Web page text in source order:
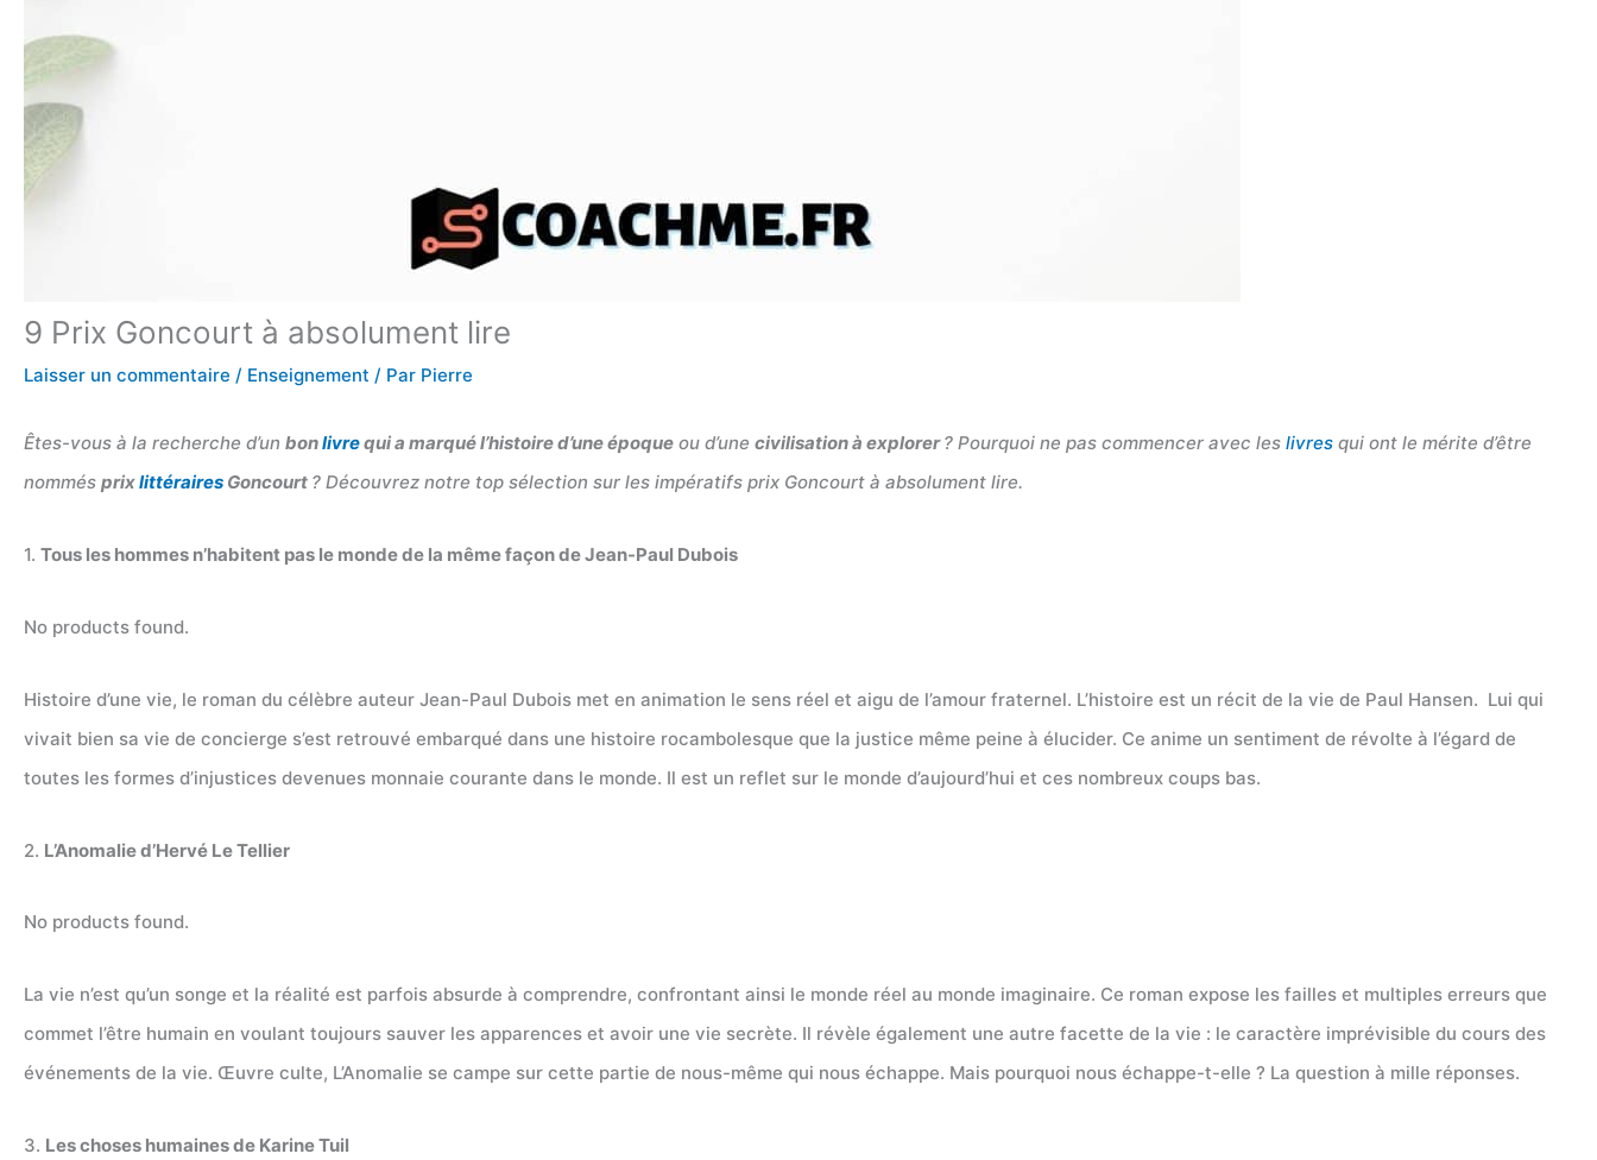
9 Prix Goncourt à absolument lire
Laisser un commentaire / Enseignement / Par Pierre
Êtes-vous à la recherche d’un bonlivrequi a marqué l’histoire d’une époque ou d’une civilisation à explorer? Pourquoi ne pas commencer avec les livres qui ont le mérite d’être
nommés prixlittéraires Goncourt ? Découvrez notre top sélection sur les impératifs prix Goncourt à absolument lire.
1. Tous les hommes n’habitent pas le monde de la même façon de Jean-Paul Dubois
No products found.
Histoire d’une vie, le roman du célèbre auteur Jean-Paul Dubois met en animation le sens réel et aigu de l’amour fraternel. L’histoire est un récit de la vie de Paul Hansen. Lui qui
vivait bien sa vie de concierge s’est retrouvé embarqué dans une histoire rocambolesque que la justice même peine à élucider. Ce anime un sentiment de révolte à l’égard de
toutes les formes d’injustices devenues monnaie courante dans le monde. Il est un reflet sur le monde d’aujourd’hui et ces nombreux coups bas.
2. L’Anomalie d’Hervé Le Tellier
No products found.
La vie n’est qu’un songe et la réalité est parfois absurde à comprendre, confrontant ainsi le monde réel au monde imaginaire. Ce roman expose les failles et multiples erreurs que
commet l’être humain en voulant toujours sauver les apparences et avoir une vie secrète. Il révèle également une autre facette de la vie : le caractère imprévisible du cours des
événements de la vie. Œuvre culte, L’Anomalie se campe sur cette partie de nous-même qui nous échappe. Mais pourquoi nous échappe-t-elle ? La question à mille réponses.
3. Les choses humaines de Karine Tuil